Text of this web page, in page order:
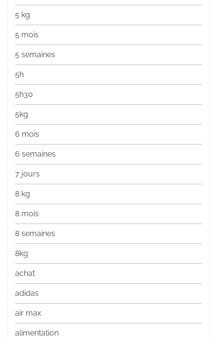
5 kg
5 mois
5 semaines
5h
5h30
5kg
6 mois
6 semaines
7 jours
8 kg
8 mois
8 semaines
8kg
achat
adidas
air max
alimentation